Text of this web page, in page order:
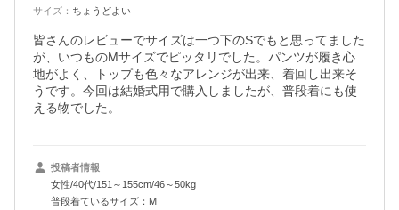
サイズ ： ちょうどよい
皆さんのレビューでサイズは一つ下のSでもと思ってました
が、いつものMサイズでピッタリでした。パンツが履き心
地がよく、トップも色々なアレンジが出来、着回し出来そ
うです。今回は結婚式用で購入しましたが、普段着にも使
える物でした。
投稿者情報
女性/40代/151～155cm/46～50kg
普段着ているサイズ：M